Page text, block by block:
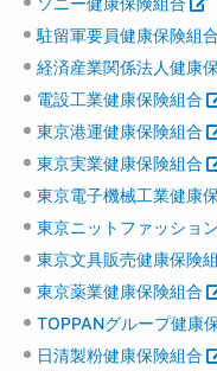
駐留軍要員健康保険組合
経済産業関係法人健康
電設工業健康保険組合
東京港運健康保険組合
東京実業健康保険組合
東京電子機械工業健康
東京ニットファッショ
東京文具販売健康保険
東京薬業健康保険組合
TOPPANグループ健康
日清製粉健康保険組合